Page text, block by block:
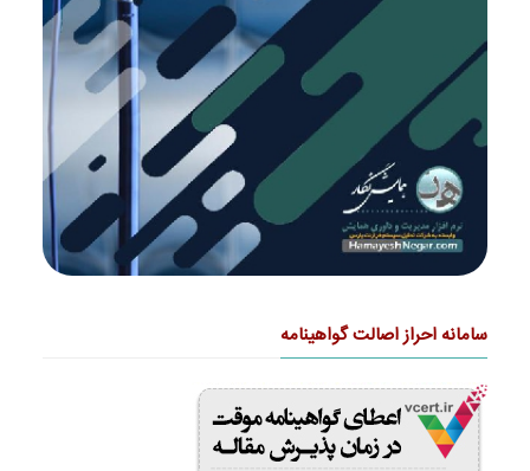
سامانه احراز اصالت گواهینامه